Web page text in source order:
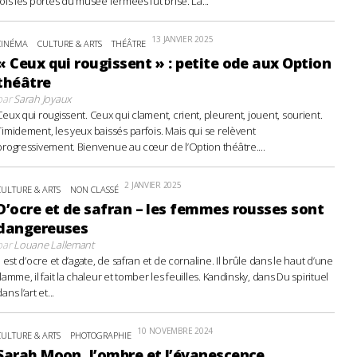
CULTURE & ARTS THÉÂTRE 13 JANVIER 2025
Ceux qui rougissent » : petite ode aux Option
Sarah Joyaux
qui rougissent. Ceux qui clament, crient, pleurent, jouent, sourient.
les yeux baissés parfois. Mais qui se relèvent
Bienvenue au cœur de l’Option théâtre....
& ARTS NON CLASSÉ 2 JANVIER 2025
et de safran – les femmes rousses sont
Louane Lallemant
est d’ocre et d’agate, de safran et de cornaline. Il brûle dans le haut d’une
il fait la chaleur et tomber les feuilles. Kandinsky, dans Du spirituel
l’art et...
& ARTS PHOTOGRAPHIE 10 NOVEMBRE 2024